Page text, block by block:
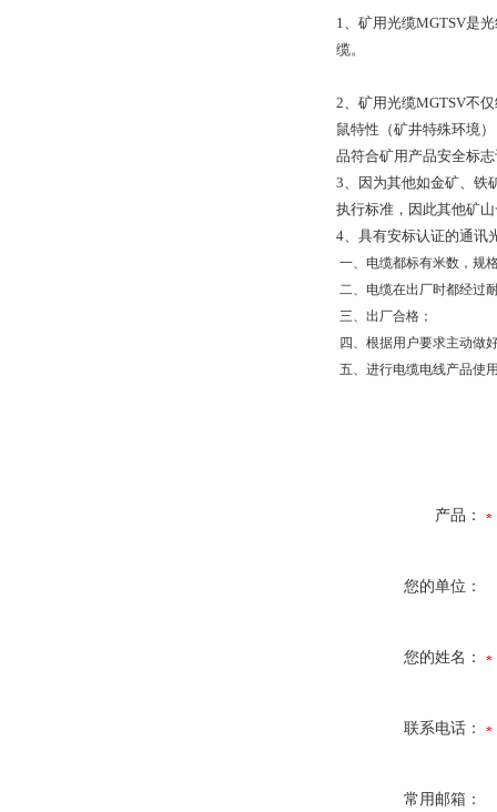
1、矿用光缆MGTSV是
缆。
2、矿用光缆MGTSV不
鼠特性（矿井特殊环境
品符合矿用产品安全标
3、因为其他如金矿、铁
执行标准，因此其他矿
4、具有安标认证的通讯
一、电缆都标有米数，规
二、电缆在出厂时都经过
三、出厂合格；
四、根据用户要求主动做
五、进行电缆电线产品使
产品：
您的单位：
您的姓名：
联系电话：
常用邮箱：